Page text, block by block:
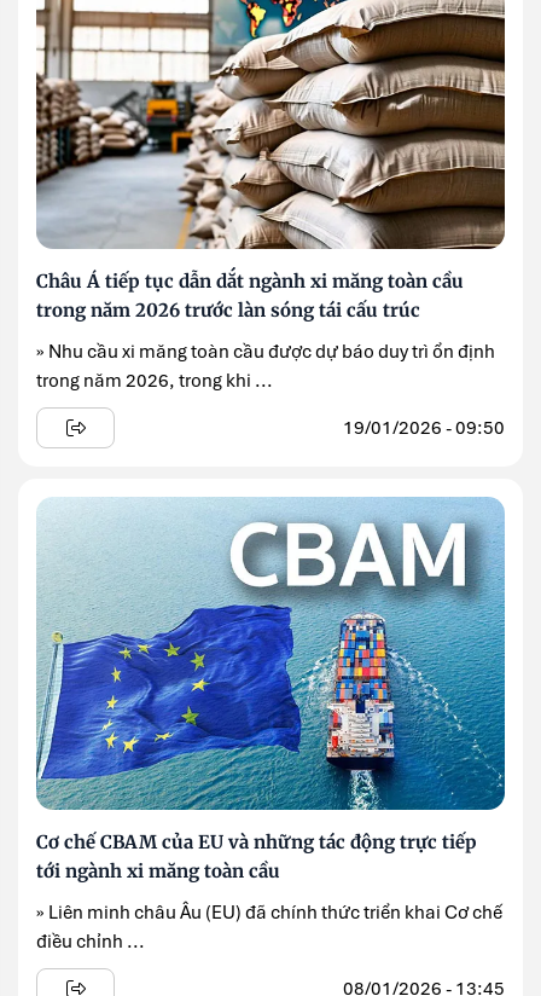
Châu Á tiếp tục dẫn dắt ngành xi măng toàn cầu
trong năm 2026 trước làn sóng tái cấu trúc
» Nhu cầu xi măng toàn cầu được dự báo duy trì ổn định
trong năm 2026, trong khi ...
19/01/2026 - 09:50
Cơ chế CBAM của EU và những tác động trực tiếp
tới ngành xi măng toàn cầu
» Liên minh châu Âu (EU) đã chính thức triển khai Cơ chế
điều chỉnh ...
08/01/2026 - 13:45